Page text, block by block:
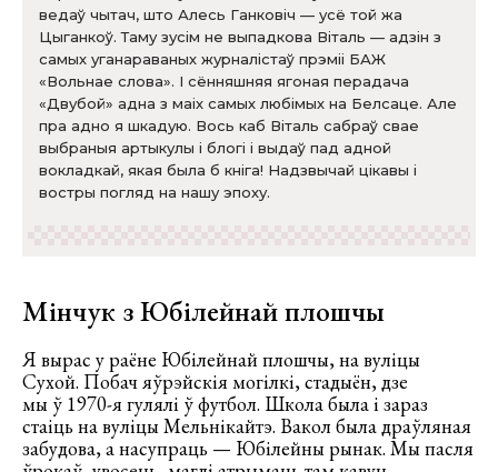
ведаў чытач, што Алесь Ганковіч — усё той жа
Цыганкоў. Таму зусім не выпадкова Віталь — адзін з
самых уганараваных журналістаў прэміі БАЖ
«Вольнае слова». І сённяшняя ягоная перадача
«Двубой» адна з маіх самых любімых на Белсаце. Але
пра адно я шкадую. Вось каб Віталь сабраў свае
выбраныя артыкулы і блогі і выдаў пад адной
вокладкай, якая была б кніга! Надзвычай цікавы і
востры погляд на нашу эпоху.
Мінчук з Юбілейнай плошчы
Я вырас у раёне Юбілейнай плошчы, на вуліцы
Сухой. Побач яўрэйскія могілкі, стадыён, дзе
мы ў 1970-я гулялі ў футбол. Школа была і зараз
стаіць на вуліцы Мельнікайтэ. Вакол была драўляная
забудова, а насупраць — Юбілейны рынак. Мы пасля